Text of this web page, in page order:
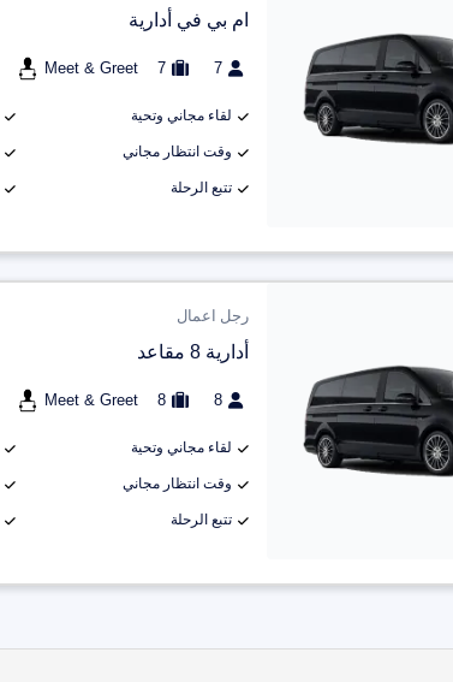
ام بي في أدارية
7
7
Meet & Greet
لقاء مجاني وتحية
وقت انتظار مجاني
تتبع الرحلة
رجل اعمال
أدارية 8 مقاعد
8
8
Meet & Greet
لقاء مجاني وتحية
وقت انتظار مجاني
تتبع الرحلة